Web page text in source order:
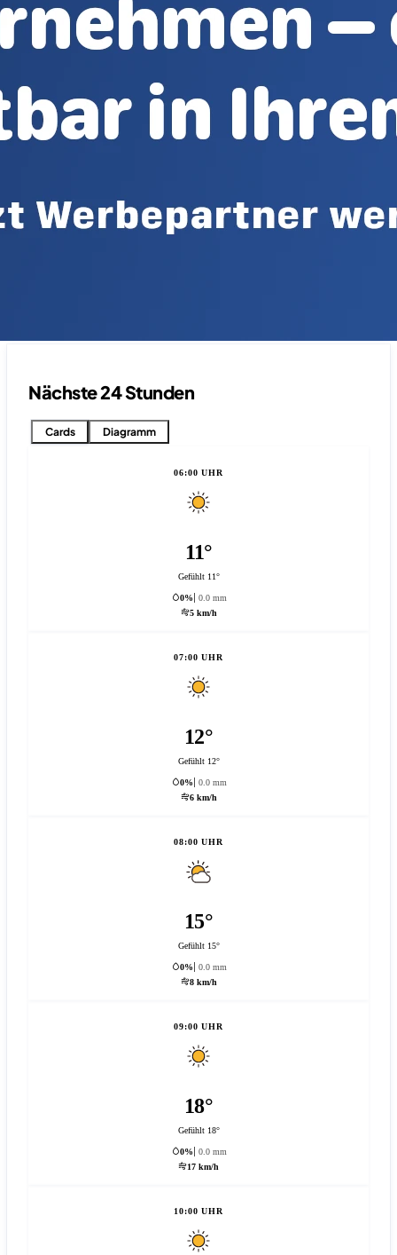
Nächste 24 Stunden
Cards Diagramm
06:00 UHR
11°
Gefühlt 11°
0%
0.0 mm
5 km/h
07:00 UHR
12°
Gefühlt 12°
0%
0.0 mm
6 km/h
08:00 UHR
15°
Gefühlt 15°
0%
0.0 mm
8 km/h
09:00 UHR
18°
Gefühlt 18°
0%
0.0 mm
17 km/h
10:00 UHR